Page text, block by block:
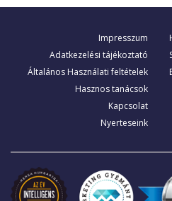
Impresszum
Adatkezelési tájékoztató
Általános Használati feltételek
Hasznos tanácsok
Kapcsolat
Nyerteseink